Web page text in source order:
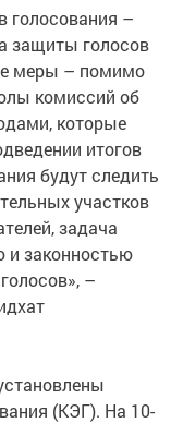
голосования –
защиты голосов
меры – помимо
комиссий об
которые
итогов
будут следить
участков
задача
и законностью
–
(КЭГ). На 10-